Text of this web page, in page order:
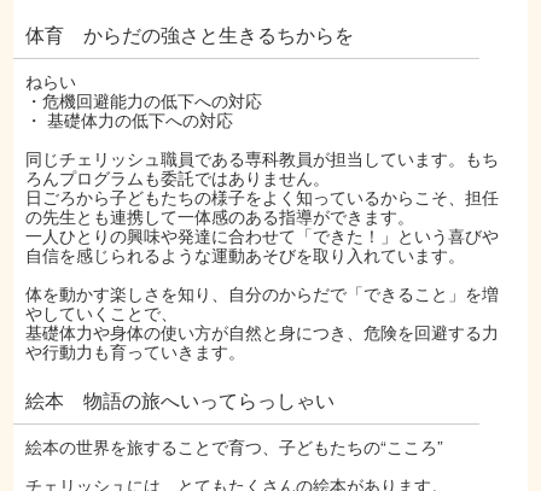
体育 からだの強さと生きるちからを
ねらい
・危機回避能力の低下への対応
・ 基礎体力の低下への対応
同じチェリッシュ職員である専科教員が担当しています。もち
ろんプログラムも委託ではありません。
日ごろから子どもたちの様子をよく知っているからこそ、担任
の先生とも連携して一体感のある指導ができます。
一人ひとりの興味や発達に合わせて「できた！」という喜びや
自信を感じられるような運動あそびを取り入れています。
体を動かす楽しさを知り、自分のからだで「できること」を増
やしていくことで、
基礎体力や身体の使い方が自然と身につき、危険を回避する力
や行動力も育っていきます。
絵本 物語の旅へいってらっしゃい
絵本の世界を旅することで育つ、子どもたちの“こころ”
チェリッシュには、とてもたくさんの絵本があります。